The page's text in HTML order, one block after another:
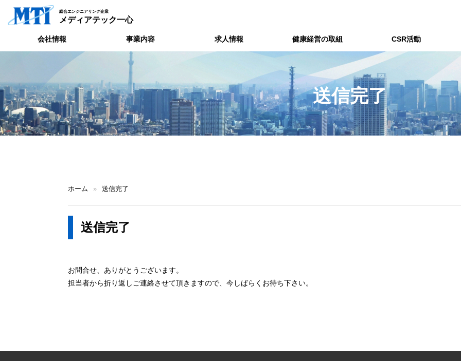
総合エンジニアリング企業
メディアテック一心
会社情報 事業内容 求人情報 健康経営の取組 CSR活動
送信完了
ホーム » 送信完了
送信完了
お問合せ、ありがとうございます。
担当者から折り返しご連絡させて頂きますので、今しばらくお待ち下さい。